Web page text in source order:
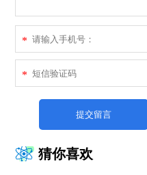
*
*
猜你喜欢